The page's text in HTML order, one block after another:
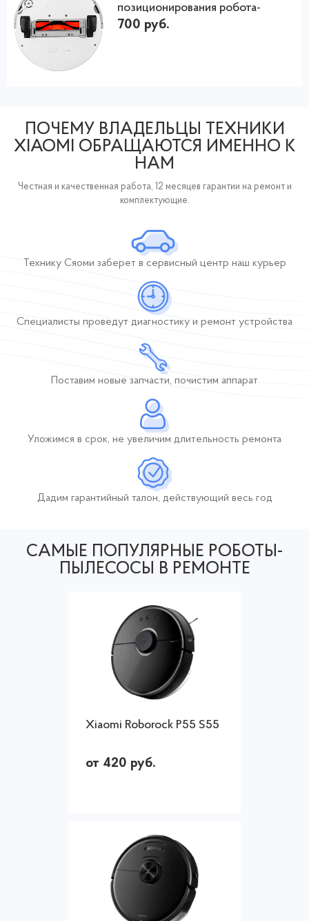
позиционирования робота-
пылесоса Сяоми
700 руб.
ПОЧЕМУ ВЛАДЕЛЬЦЫ ТЕХНИКИ
XIAOMI ОБРАЩАЮТСЯ ИМЕННО К
НАМ
Честная и качественная работа, 12 месяцев гарантии на ремонт и
комплектующие.
Технику Сяоми заберетв сервисный центр наш курьер
Специалисты проведут диагностику и ремонт устройства
Поставим новые запчасти, почистим аппарат
Уложимся в срок, не увеличим длительность ремонта
Дадим гарантийный талон, действующий весь год
САМЫЕ ПОПУЛЯРНЫЕ РОБОТЫ-
ПЫЛЕСОСЫ В РЕМОНТЕ
Xiaomi Roborock P55 S55
от 420 руб.